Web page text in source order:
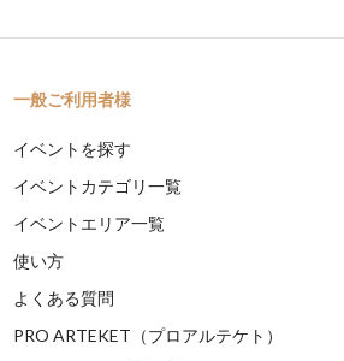
一般ご利用者様
イベントを探す
イベントカテゴリ一覧
イベントエリア一覧
使い方
よくある質問
PRO ARTEKET（プロアルテケト）